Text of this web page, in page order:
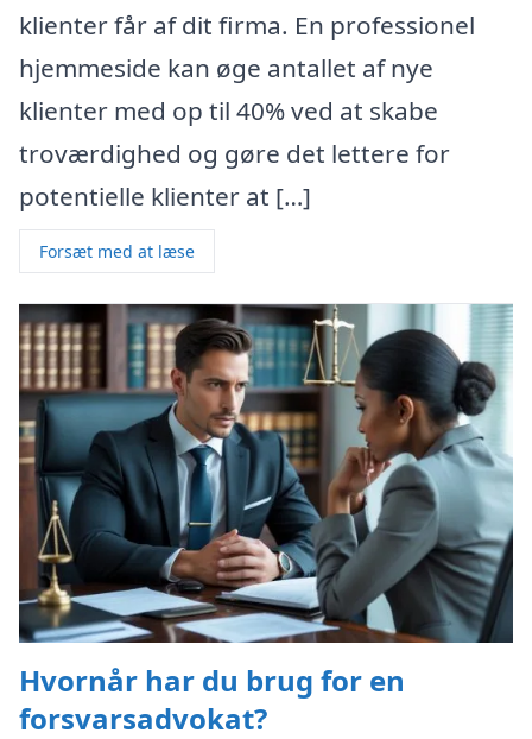
klienter får af dit firma. En professionel
hjemmeside kan øge antallet af nye
klienter med op til 40% ved at skabe
troværdighed og gøre det lettere for
potentielle klienter at […]
Forsæt med at læse
Hvornår har du brug for en
forsvarsadvokat?